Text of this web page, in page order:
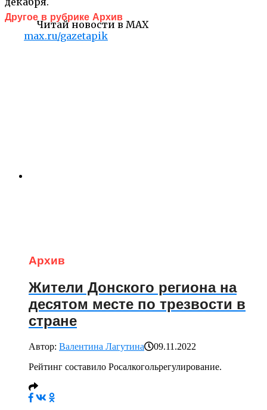
Читай новости в MAX
max.ru/gazetapik
Другое в рубрике Архив
Архив
Жители Донского региона на
десятом месте по трезвости в
стране
Автор: Валентина Лагутина
09.11.2022
Рейтинг составило Росалкогольрегулирование.